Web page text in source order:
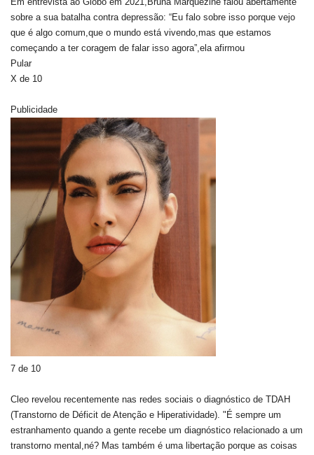
sobre a sua batalha contra depressão: “Eu falo sobre isso porque vejo
que é algo comum,que o mundo está vivendo,mas que estamos
começando a ter coragem de falar isso agora”,ela afirmou
Pular
X de 10
Publicidade
7 de 10
Cleo revelou recentemente nas redes sociais o diagnóstico de TDAH
(Transtorno de Déficit de Atenção e Hiperatividade). "É sempre um
estranhamento quando a gente recebe um diagnóstico relacionado a um
transtorno mental,né? Mas também é uma libertação porque as coisas